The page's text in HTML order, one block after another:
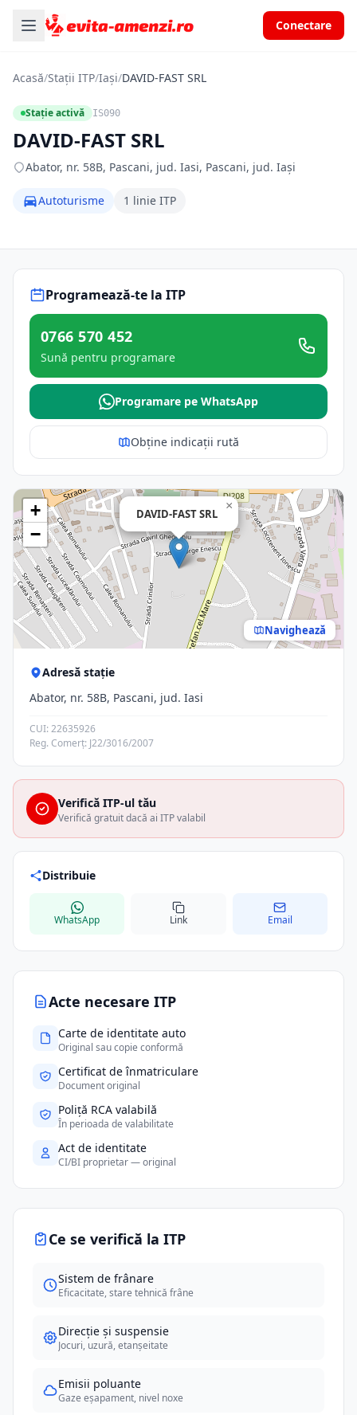
Conectare
Acasă/Stații ITP/Iași/DAVID-FAST SRL
Stație activă IS090
DAVID-FAST SRL
Abator, nr. 58B, Pascani, jud. Iasi, Pascani, jud. Iași
Autoturisme 1 linie ITP
Acte necesare ITP
Carte de identitate auto
Original sau copie conformă
Certificat de înmatriculare
Document original
Poliță RCA valabilă
În perioada de valabilitate
Act de identitate
CI/BI proprietar — original
Ce se verifică la ITP
Sistem de frânare
Eficacitate, stare tehnică frâne
Direcție și suspensie
Jocuri, uzură, etanșeitate
Emisii poluante
Gaze eșapament, nivel noxe
Programează-te la ITP
0766 570 452
Sună pentru programare
Programare pe WhatsApp
Obține indicații rută
DAVID-FAST SRL
×
+
−
Navighează
Adresă stație
Abator, nr. 58B, Pascani, jud. Iasi
CUI: 22635926
Reg. Comerț: J22/3016/2007
Verifică ITP-ul tău
Verifică gratuit dacă ai ITP valabil
Distribuie
WhatsApp Link Email